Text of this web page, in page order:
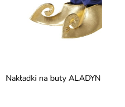
Nakładki na buty ALADYN